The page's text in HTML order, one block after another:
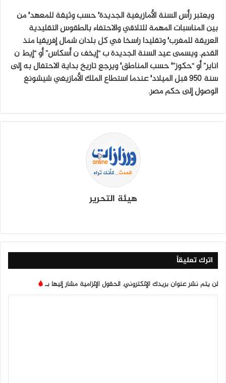
ويعتبر رأس السنة الأمازيغية الجديدة٬ حسب وثيقة للمعهد٬ من
بين المناسبات المهمة للتلاقي والاحتفاء بالطقوس التقليدية
العريقة للمغرب٬ وتقليدا راسخا في كل بلدان شمال إفريقيا منذ
القدم. ويسمى عيد السنة الجديدة ب “إيخف ن أسكاس” أو “إيط ن
اناير” أو “حكوز”٬ حسب المناطق٬ ويرجع تاريخ بداية الاحتفال به إلى
سنة 950 قبل الميلاد٬ عندما استطاع الملك الأمازيغي شيشونغ
الوصول إلى حكم مصر.
هيئة التحرير
الوي
ب
وك
م
k
اترك تعليقاً
لن يتم نشر عنوان بريدك الإلكتروني.الحقول الإلزامية مشار إليها بـ*